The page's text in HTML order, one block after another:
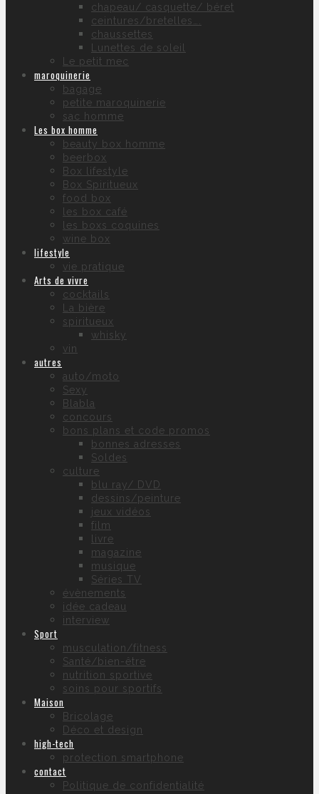
chapeau/ casquette/ béret
ceintures/bretelles….
chaussettes
Lunettes de soleil
Le petit mec
maroquinerie
bagage
petite maroquinerie
sac homme
Les box homme
beauty box homme
beerbox
Box lifestyle
Box Spiritueux
food box
les box café
les boxs coquines
wine box
lifestyle
vie pratique
Arts de vivre
cocktails
La bière
spiritueux
whisky
vin
autres
auto/moto
Sexy
Blabla
concours
bons plans et code promos
bonnes adresses
Soldes
culture
blu ray/ DVD
dessins/peinture
jeux vidéos
film
livre
magazine
musique
Séries TV
évènements
idée cadeau
interview
Sport
musculation/fitness
Santé/bien-être
nutrition sportive
soins pour sportifs
Maison
Bricolage
Déco et design
high-tech
protection smartphone
contact
Politique de confidentialité